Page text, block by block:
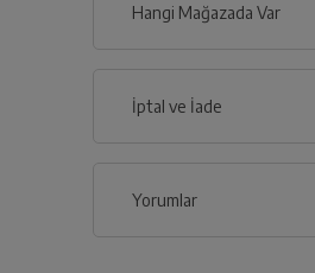
Genel Özellikler
Hangi Mağazada Var
İptal ve İade
Yorumlar